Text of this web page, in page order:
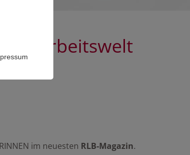
Arbeitswelt
im neuesten RLB-Magazin.